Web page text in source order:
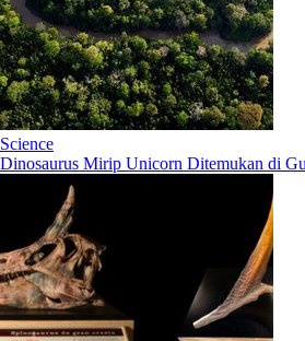
Science
Dinosaurus Mirip Unicorn Ditemukan di